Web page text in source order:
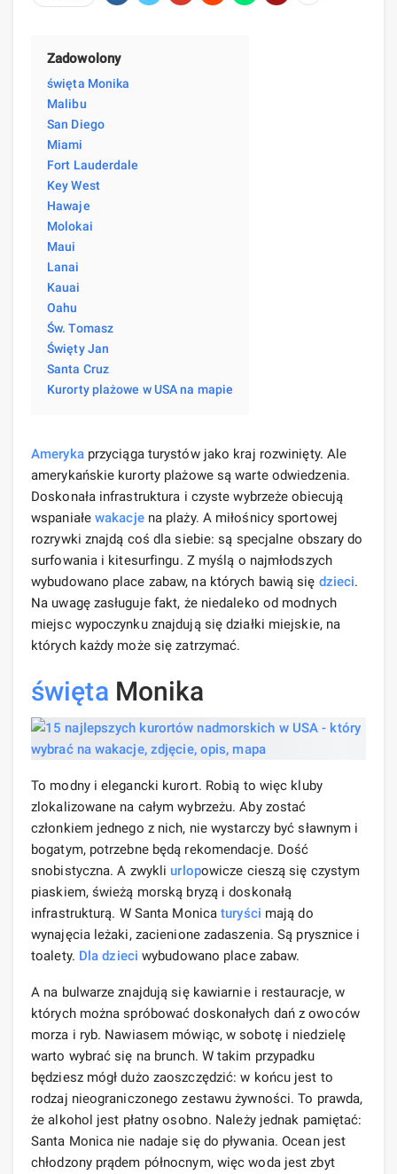
Zadowolony
święta Monika
Malibu
San Diego
Miami
Fort Lauderdale
Key West
Hawaje
Molokai
Maui
Lanai
Kauai
Oahu
Św. Tomasz
Święty Jan
Santa Cruz
Kurorty plażowe w USA na mapie
Amerykaprzyciąga turystów jako kraj rozwinięty. Ale
amerykańskie kurorty plażowe są warte odwiedzenia.
Doskonała infrastruktura i czyste wybrzeże obiecują
wspaniałe wakacjena plaży. A miłośnicy sportowej
rozrywki znajdą coś dla siebie: są specjalne obszary do
surfowania i kitesurfingu. Z myślą o najmłodszych
wybudowano place zabaw, na których bawią się dzieci.
Na uwagę zasługuje fakt, że niedaleko od modnych
miejsc wypoczynku znajdują się działki miejskie, na
których każdy może się zatrzymać.
święta Monika
To modny i elegancki kurort. Robią to więc kluby
zlokalizowane na całym wybrzeżu. Aby zostać
członkiem jednego z nich, nie wystarczy być sławnym i
bogatym, potrzebne będą rekomendacje. Dość
snobistyczna. A zwykliurlopowicze cieszą się czystym
piaskiem, świeżą morską bryzą i doskonałą
infrastrukturą. W Santa Monicaturyści mają do
wynajęcia leżaki, zacienione zadaszenia. Są prysznice i
toalety. Dla dzieci wybudowano place zabaw.
A na bulwarze znajdują się kawiarnie i restauracje, w
których można spróbować doskonałych dań z owoców
morza i ryb. Nawiasem mówiąc, w sobotę i niedzielę
warto wybrać się na brunch. W takim przypadku
będziesz mógł dużo zaoszczędzić: w końcu jest to
rodzaj nieograniczonego zestawu żywności. To prawda,
że ​​alkohol jest płatny osobno. Należy jednak pamiętać:
Santa Monica nie nadaje się do pływania. Ocean jest
chłodzony prądem północnym, więc woda jest zbyt